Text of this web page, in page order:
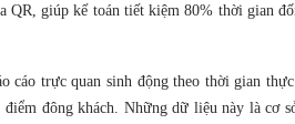
QR, giúp kế toán tiết kiệm 80% thời gian
cáo trực quan sinh động theo thời gian thực.
đông khách. Những dữ liệu này là cơ